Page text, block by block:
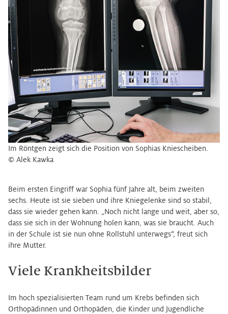
Im Röntgen zeigt sich die Position von Sophias Kniescheiben.
© Alek Kawka
Beim ersten Eingriff war Sophia fünf Jahre alt, beim zweiten
sechs. Heute ist sie sieben und ihre Kniegelenke sind so stabil,
dass sie wieder gehen kann. „Noch nicht lange und weit, aber so,
dass sie sich in der Wohnung holen kann, was sie braucht. Auch
in der Schule ist sie nun ohne Rollstuhl unterwegs“, freut sich
ihre Mutter.
Viele Krankheitsbilder
Im hoch spezialisierten Team rund um Krebs befinden sich
Orthopädinnen und Orthopäden, die Kinder und Jugendliche